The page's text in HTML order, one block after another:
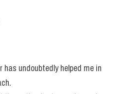
has undoubtedly helped me in